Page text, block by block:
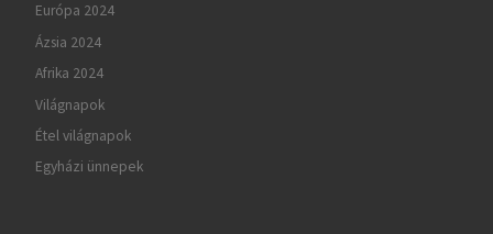
Európa 2024
Ázsia 2024
Afrika 2024
Világnapok
Étel világnapok
Egyházi ünnepek